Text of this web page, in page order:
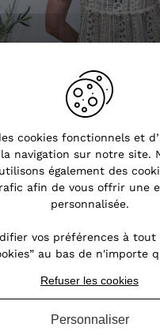
cookies fonctionnels et
la navigation sur notre site.
également des
afin de vous offrir une
personnalisée.
vos préférences à
au bas de n'importe
Refuser les cookies
Personnaliser